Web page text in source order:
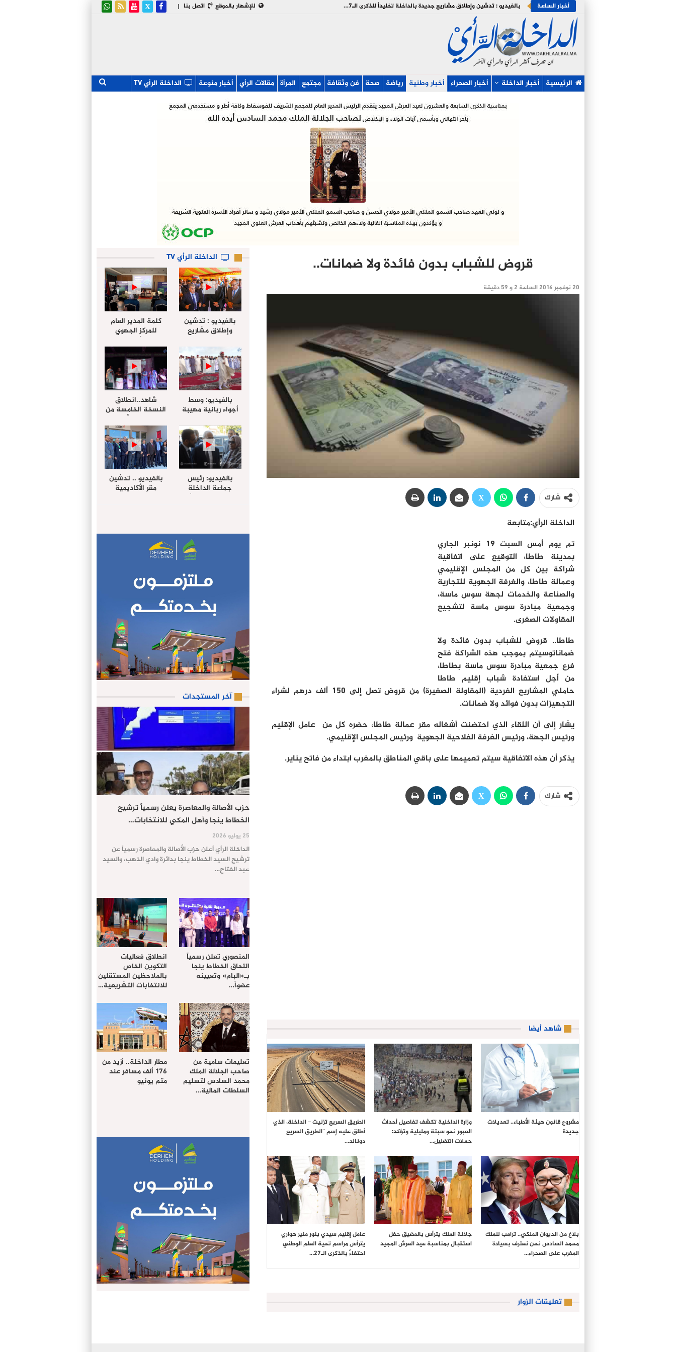
| اتصل بنا للإشهار بالموقع أخبار الساعة بالفيديو : تدشين وإطلاق مشاريع جديدة بالداخلة تخليداً للذكرى الـ27 لعيد العرش
الرئيسية أخبار الداخلة أخبار الصحراء أخبار وطنية رياضة صحة فن وثقافة مجتمع المرأة مقالات الرأي أخبار منوعة الداخلة الرأي TV
قروض للشباب بدون فائدة ولا ضمانات..
20 نوفمبر 2016 الساعة 2 و 59 دقيقة
شارك
الداخلة الرأي:متابعة
تم يوم أمس السبت 19 نونبر الجاري
بمدينة طاطا، التوقيع على اتفاقية
شراكة بين كل من المجلس الإقليمي
وعمالة طاطا، والغرفة الجهوية للتجارية
والصناعة والخدمات لجهة سوس ماسة،
وجمعية مبادرة سوس ماسة لتشجيع
المقاولات الصغرى.
طاطا.. قروض للشباب بدون فائدة ولا
ضماناتوسيتم بموجب هذه الشراكة فتح
فرع جمعية مبادرة سوس ماسة بطاطا،
من أجل استفادة شباب إقليم طاطا
حاملي المشاريع الفردية (المقاولة الصغيرة) من قروض تصل إلى 150 ألف درهم لشراء
التجهيزات بدون فوائد ولا ضمانات.
يشار إلى أن اللقاء الذي احتضنت أشغاله مقر عمالة طاطا، حضره كل من عامل الإقليم
ورئيس الجهة، ورئيس الغرفة الفلاحية الجهوية ورئيس المجلس الإقليمي.
يذكر أن هذه الاتفاقية سيتم تعميمها على باقي المناطق بالمغرب ابتداء من فاتح يناير.
شارك
شاهد أيضا
مشروع قانون هيئة الأطباء.. تعديلات
جديدة
وزارة الداخلية تكشف تفاصيل أحداث
العبور نحو سبتة ومليلية وتؤكد:
حملات التضليل…
الطريق السريع تزنيت – الداخلة، الذي
أطلق عليه إسم “الطريق السريع
دونالد…
بلاغ من الديوان الملكي.. ترامب للملك
محمد السادس نحن نعترف بسيادة
المغرب على الصحراء…
جلالة الملك يترأس بالمضيق حفل
استقبال بمناسبة عيد العرش المجيد
عامل إقليم سيدي بنور منير هواري
يترأس مراسم تحية العلم الوطني
احتفاءً بالذكرى الـ27…
تعليقات الزوار
الداخلة الرأي TV
بالفيديو : تدشين
وإطلاق مشاريع
لعيد العرش
كلمة المدير العام
للمركز الجهوي
للإستثمار خلال
أشغال لإجتماع
التقييمي للجنة
الجهوية الموحد
لإستثمار بجهة
الداخلة…
بالفيديو: وسط
أجواء ربانية مهيبة
علي خليل ” يؤدي
صلاة عيد الفطر مع
جموع المصلين
شاهد..انطلاق
النسخة الخامسة من
مهرجان “الأمداح
النبوية” المنظم من
طرف مجلس جهة
الداخلة وادي الذهب
بالفيديو: رئيس
جماعة الداخلة
الراغب حرمة الله
الامريكية
بالفيديو .. تدشين
مقر الأكاديمية
آخر المستجدات
حزب الأصالة والمعاصرة يعلن رسمياً ترشيح
الخطاط ينجا وأهل المكي للانتخابات…
25 يوليو 2026
الداخلة الرأي أعلن حزب الأصالة والمعاصرة رسمياً عن
ترشيح السيد الخطاط ينجا بدائرة وادي الذهب، والسيد
عبد الفتاح…
المنصوري تعلن رسمياً
التحاق الخطاط ينجا
بـ«البام» وتعيينه
عضواً…
انطلاق فعاليات
التكوين الخاص
بالملاحظين المستقلين
للانتخابات التشريعية…
تعليمات سامية من
صاحب الجلالة الملك
محمد السادس لتسليم
السلطات المالية…
مطار الداخلة.. أزيد من
176 ألف مسافر عند
متم يونيو